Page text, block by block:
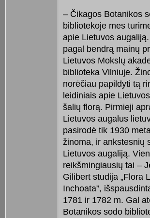
– Čikagos Botanikos
bibliotekoje mes
apie Lietuvos
pagal bendrą mainų
Lietuvos Mokslų
biblioteka Vilniuje.
norėčiau papildyti tą
leidiniais apie
šalių florą. Pirmieji
Lietuvos augalus
pasirodė tik 1930
žinoma, ir ankstesnių
Lietuvos augaliją.
reikšmingiausių tai –
Gilibert studija „Flora
Inchoata”,
1781 ir 1782 m. Gal
Botanikos sodo